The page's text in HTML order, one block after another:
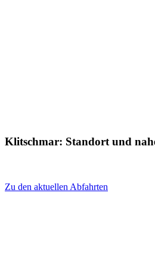
Klitschmar: Standort und
Zu den aktuellen Abfahrten